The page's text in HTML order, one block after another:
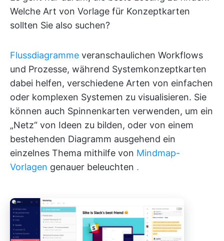
Welche Art von Vorlage für Konzeptkarten
sollten Sie also suchen?
Flussdiagramme veranschaulichen Workflows
und Prozesse, während Systemkonzeptkarten
dabei helfen, verschiedene Arten von einfachen
oder komplexen Systemen zu visualisieren. Sie
können auch Spinnenkarten verwenden, um ein
„Netz“ von Ideen zu bilden, oder von einem
bestehenden Diagramm ausgehend ein
einzelnes Thema mithilfe von Mindmap-
Vorlagen genauer beleuchten .